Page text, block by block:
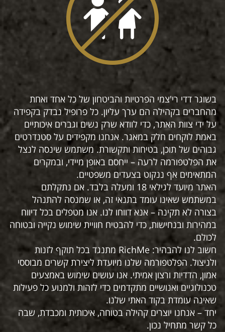
בשוגר דדי רי'צמי הפרטיות והביטחון של כל אחד ואחת
מהחברים בקהילה הם ערך עליון. כל פרופיל נבדק בקפידה
על ידי צוות האתר, כדי לוודא שרק נשים וגברים איכותיים
באמת לוקחים חלק במאגר. אנחנו מקפידים על סטנדרטים
גבוהים של תוכן, בטיחות ותקשורת. משתמש שינסה לנצל
את הפלטפורמה לרעה – ייחסם באופן מיידי, ובמקרים
המתאימים אף ננקוט בצעדים משפטיים.
האתר מיועד לגילאי 18 ומעלה בלבד. אם נתקלתם
במשתמש שאינו עומד בתנאי זה, או שמנסה להתנהל
בצורה לא תקינה – אנא דווחו לנו. אנו מטפלים בכל דיווח
במהירות ובנחישות, כדי להבטיח חוויית שימוש נקייה ובטוחה
לכולם.
חשוב לנו להבהיר: RichMe מתנגד בכל תוקף לזנות
ולניצול. הפלטפורמה שלנו מיועדת ליצירת קשרים מבוססי
אמון, הדדיות ורצון אמיתי. אנו עושים שימוש באמצעים
טכנולוגיים ואנושיים מתקדמים כדי לזהות ולמנוע כל פעילות
שאינה עומדת בקוד האתי שלנו.
יחד – אנחנו יוצרים קהילה בטוחה, איכותית ומכבדת, שבה
כל קשר מתחיל נכון.